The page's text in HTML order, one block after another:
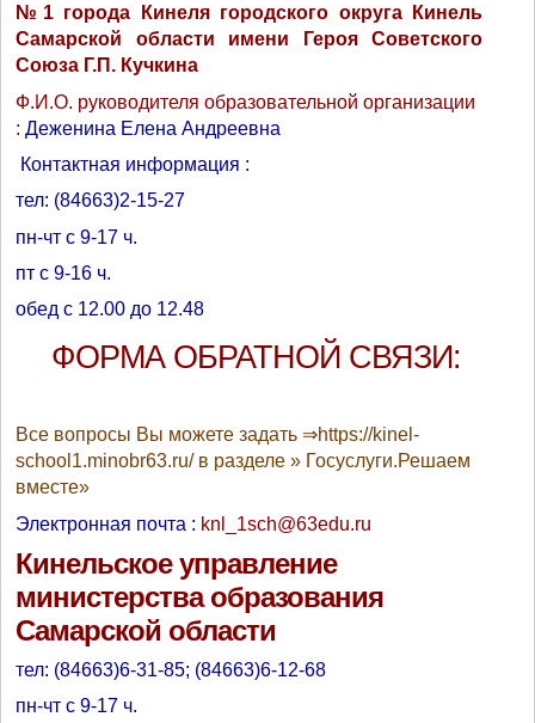
№1 города Кинеля городского округа Кинель
Самарской области имени Героя Советского
Союза Г.П. Кучкина
Ф.И.О. руководителя образовательной организации
: Деженина Елена Андреевна
Контактная информация :
тел: (84663)2-15-27
пн-чт с 9-17 ч.
пт с 9-16 ч.
обед с 12.00 до 12.48
ФОРМА ОБРАТНОЙ СВЯЗИ:
Все вопросы Вы можете задать ⇒https://kinel-
school1.minobr63.ru/ в разделе » Госуслуги.Решаем
вместе»
Электронная почта : knl_1sch@63edu.ru
Кинельское управление
министерства образования
Самарской области
тел: (84663)6-31-85; (84663)6-12-68
пн-чт с 9-17 ч.